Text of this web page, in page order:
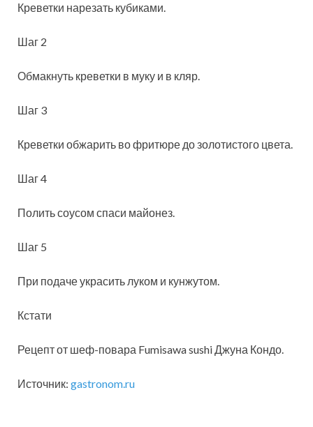
Креветки нарезать кубиками.
Шаг 2
Обмакнуть креветки в муку и в кляр.
Шаг 3
Креветки обжарить во фритюре до золотистого цвета.
Шаг 4
Полить соусом спаси майонез.
Шаг 5
При подаче украсить луком и кунжутом.
Кстати
Рецепт от шеф-повара Fumisawa sushi Джуна Кондо.
Источник: gastronom.ru